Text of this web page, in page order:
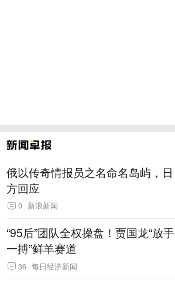
俄以传奇情报员之名命名岛屿，日
方回应
0 新浪新闻
“95后”团队全权操盘！贾国龙“放手
一搏”鲜羊赛道
36 每日经济新闻